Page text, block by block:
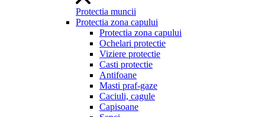
Protectia muncii
Protectia zona capului
Protectia zona capului
Ochelari protectie
Viziere protectie
Casti protectie
Antifoane
Masti praf-gaze
Caciuli, cagule
Capisoane